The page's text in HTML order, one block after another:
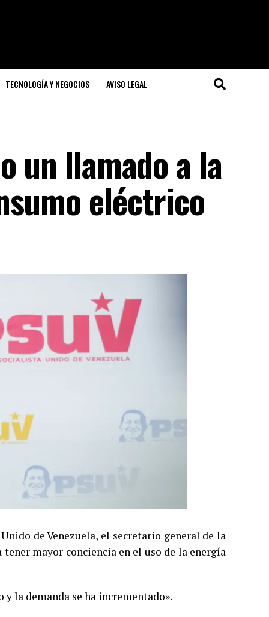
TECNOLOGÍA Y NEGOCIOS AVISO LEGAL
un llamado a la
eléctrico
de Venezuela, el secretario general de la
mayor conciencia en el uso de la energía
la demanda se ha incrementado».